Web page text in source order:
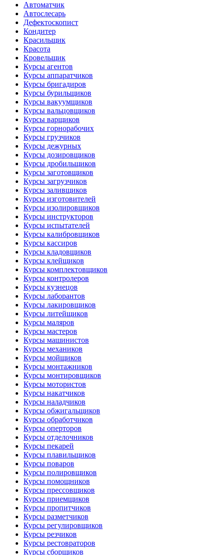
Автоматчик
Автослесарь
Дефектоскопист
Кондитер
Красильщик
Красота
Кровельщик
Курсы агентов
Курсы аппаратчиков
Курсы бригадиров
Курсы бурильщиков
Курсы вакуумщиков
Курсы вальцовщиков
Курсы варщиков
Курсы горнорабочих
Курсы грузчиков
Курсы дежурных
Курсы дозировщиков
Курсы дробильщиков
Курсы заготовщиков
Курсы загрузчиков
Курсы заливщиков
Курсы изготовителей
Курсы изолировщиков
Курсы инструкторов
Курсы испытателей
Курсы калибровщиков
Курсы кассиров
Курсы кладовщиков
Курсы клейщиков
Курсы комплектовщиков
Курсы контролеров
Курсы кузнецов
Курсы лаборантов
Курсы лакировщиков
Курсы литейщиков
Курсы маляров
Курсы мастеров
Курсы машинистов
Курсы механиков
Курсы мойщиков
Курсы монтажников
Курсы монтировщиков
Курсы мотористов
Курсы накатчиков
Курсы наладчиков
Курсы обжигальщиков
Курсы обработчиков
Курсы оперторов
Курсы отделочников
Курсы пекарей
Курсы плавильщиков
Курсы поваров
Курсы полировщиков
Курсы помощников
Курсы прессовщиков
Курсы приемщиков
Курсы пропитчиков
Курсы разметчиков
Курсы регулировщиков
Курсы резчиков
Курсы рестовраторов
Курсы сборщиков